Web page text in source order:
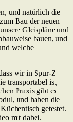
und natürlich die
Bau der neuen
Gleispläne und
bauen, und
welche
wir in Spur-Z
transportabel ist,
Praxis gibt es
und haben die
getestet.
mit dabei.